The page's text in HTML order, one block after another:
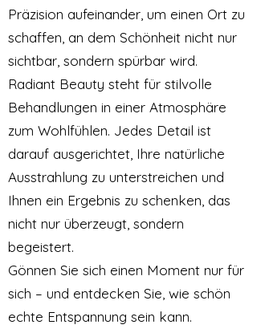
Präzision aufeinander, um einen Ort zu
schaffen, an dem Schönheit nicht nur
sichtbar, sondern spürbar wird.
Radiant Beauty steht für stilvolle
Behandlungen in einer Atmosphäre
zum Wohlfühlen. Jedes Detail ist
darauf ausgerichtet, Ihre natürliche
Ausstrahlung zu unterstreichen und
Ihnen ein Ergebnis zu schenken, das
nicht nur überzeugt, sondern
begeistert.
Gönnen Sie sich einen Moment nur für
sich – und entdecken Sie, wie schön
echte Entspannung sein kann.